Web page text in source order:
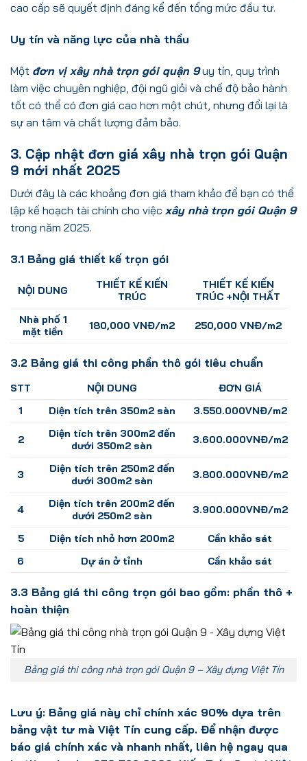
cao cấp sẽ quyết định đáng kể đến tổng mức đầu tư.
Uy tín và năng lực của nhà thầu
Một đơn vị xây nhà trọn gói quận 9uy tín, quy trình
làm việc chuyên nghiệp, đội ngũ giỏi và chế độ bảo hành
tốt có thể có đơn giá cao hơn một chút, nhưng đổi lại là
sự an tâm và chất lượng đảm bảo.
3. Cập nhật đơn giá xây nhà trọn gói Quận
9 mới nhất 2025
Dưới đây là các khoảng đơn giá tham khảo để bạn có thể
lập kế hoạch tài chính cho việc xây nhà trọn gói Quận 9
trong năm 2025.
3.1 Bảng giá thiết kế trọn gói
NỘI DUNG
THIẾT KẾ KIẾN
TRÚC
THIẾT KẾ KIẾN
TRÚC +NỘI THẤT
Nhà phố 1
mặt tiền
180,000 VNĐ/m2 250,000 VNĐ/m2
3.2 Bảng giá thi công phần thô gói tiêu chuẩn
STT NỘI DUNG
ĐƠN GIÁ
1
Diện tích trên 350m2 sàn 3.550.000VNĐ/m2
2
Diện tích trên 300m2 đến
dưới 350m2 sàn
3.600.000VNĐ/m2
3
Diện tích trên 250m2 đến
dưới 300m2 sàn
3.800.000VNĐ/m2
4
Diện tích trên 200m2 đến
dưới 250m2 sàn
3.900.000VNĐ/m2
5 Diện tích nhỏ hơn 200m2
Cần khảo sát
6
Dự án ở tỉnh Cần khảo sát
3.3 Bảng giá thi công trọn gói bao gồm: phần thô +
hoàn thiện
Bảng giá thi công nhà trọn gói Quận 9 – Xây dựng Việt Tín
Lưu ý: Bảng giá này chỉ chính xác 90% dựa trên
bảng vật tư mà Việt Tín cung cấp. Để nhận được
báo giá chính xác và nhanh nhất, liên hệ ngay qua